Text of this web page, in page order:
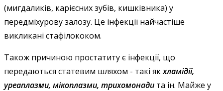
(мигдаликів, карієсних зубів, кишківника) у
передміхурову залозу. Це інфекції найчастіше
викликані стафілококом.
Також причиною простатиту є інфекції, що
передаються статевим шляхом - такі якхламідії,
уреаплазми, мікоплазми, трихомонади та ін. Майже у